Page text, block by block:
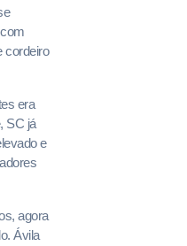
cordeiro
era
SC já
e
agora
Ávila